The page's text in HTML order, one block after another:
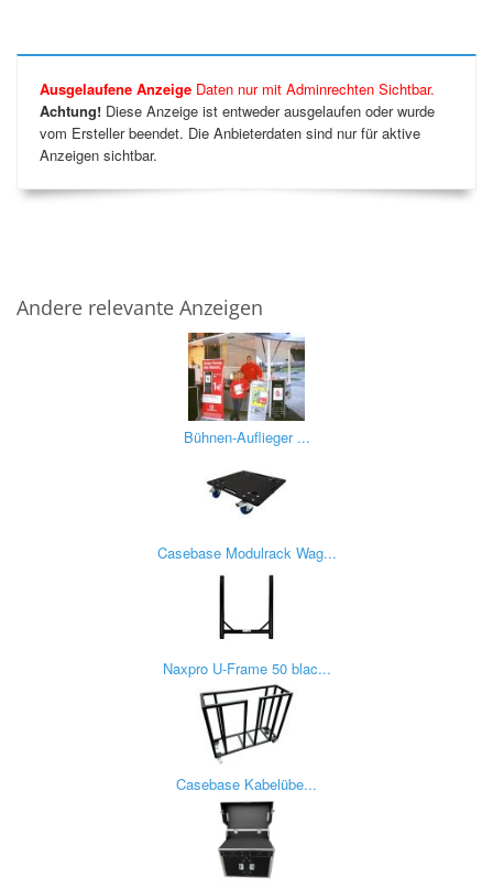
Ausgelaufene Anzeige Daten nur mit Adminrechten Sichtbar.
Achtung! Diese Anzeige ist entweder ausgelaufen oder wurde
vom Ersteller beendet. Die Anbieterdaten sind nur für aktive
Anzeigen sichtbar.
Andere relevante Anzeigen
Bühnen-Auflieger ...
Casebase Modulrack Wag...
Naxpro U-Frame 50 blac...
Casebase Kabelübe...